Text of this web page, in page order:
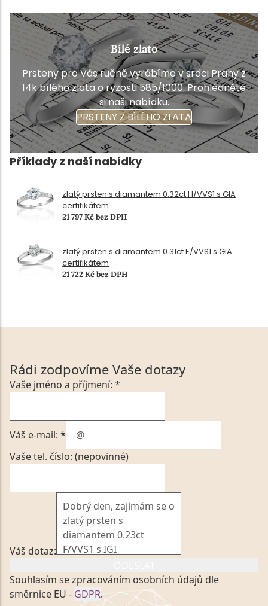
Bílé zlato
Prsteny pro Vás ručně vyrábíme v srdci Prahy z
14k bílého zlata o ryzosti 585/1000. Prohlédněte
si naši nabídku.
PRSTENY Z BÍLÉHO ZLATA
Příklady z naší nabídky
zlatý prsten s diamantem 0.32ct H/VVS1 s GIA
certifikátem
21 797 Kč bez DPH
zlatý prsten s diamantem 0.31ct E/VVS1 s GIA
certifikátem
21 722 Kč bez DPH
Rádi zodpovíme Vaše dotazy
Vaše jméno a příjmení: *
Váš e-mail: *
Vaše tel. číslo: (nepovinné)
Váš dotaz:
Souhlasím se zpracováním osobních údajů dle
směrnice EU - GDPR.